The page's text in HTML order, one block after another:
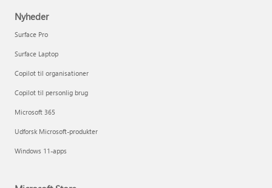
Nyheder
Surface Pro
Surface Laptop
Copilot til organisationer
Copilot til personlig brug
Microsoft 365
Udforsk Microsoft-produkter
Windows 11-apps